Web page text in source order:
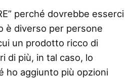
perché dovrebbe esserci
è diverso per persone
un prodotto ricco di
di più, in tal caso, lo
ho aggiunto più opzioni